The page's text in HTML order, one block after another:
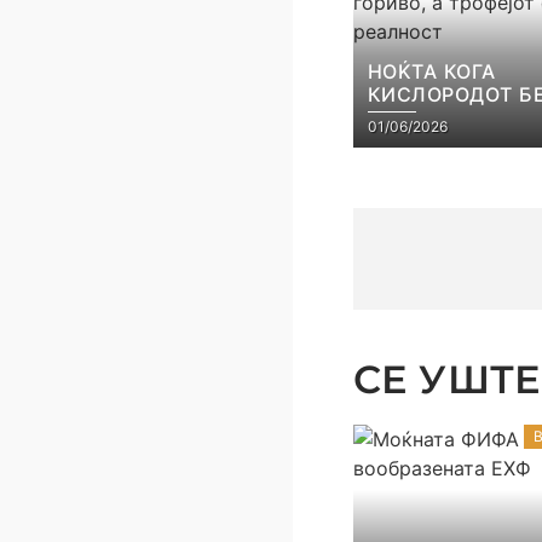
НОЌТА КОГА
КИСЛОРОДОТ
ЛУКСУЗ,
ГОРИВО, А
01/06/2026
СЕ